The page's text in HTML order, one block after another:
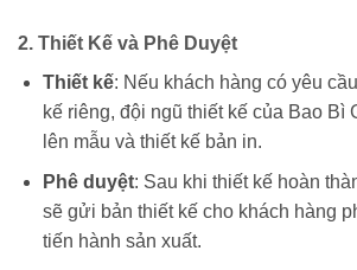
2. Thiết Kế và Phê Duyệt
Thiết kế: Nếu khách hàng có yêu
kế riêng, đội ngũ thiết kế của Bao Bì
lên mẫu và thiết kế bản in.
Phê duyệt: Sau khi thiết kế hoàn
sẽ gửi bản thiết kế cho khách hàng
tiến hành sản xuất.